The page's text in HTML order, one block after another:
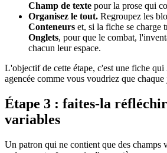
Champ de texte pour la prose qui
Organisez le tout. Regroupez les
Conteneurs et, si la fiche se charge
Onglets, pour que le combat,
chacun leur espace.
L'objectif de cette étape, c'est une fiche qui
agencée comme vous voudriez que
Étape 3 : faites-la réfléchir
variables
Un patron qui ne contient que des champs